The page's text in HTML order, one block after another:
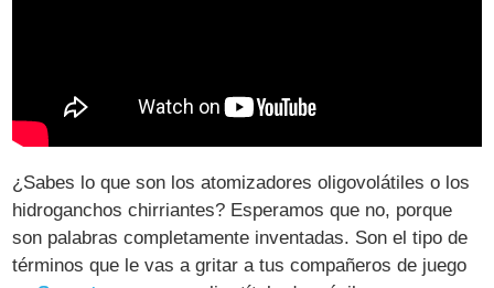
¿Sabes lo que son los atomizadores oligovolátiles o los
hidroganchos chirriantes? Esperamos que no, porque
son palabras completamente inventadas. Son el tipo de
términos que le vas a gritar a tus compañeros de juego